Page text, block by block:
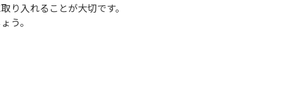
り入れることが大切です。
う。